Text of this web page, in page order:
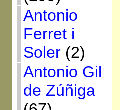
Antonio
Ferret i
Soler(2)
Antonio Gil
de Zúñiga